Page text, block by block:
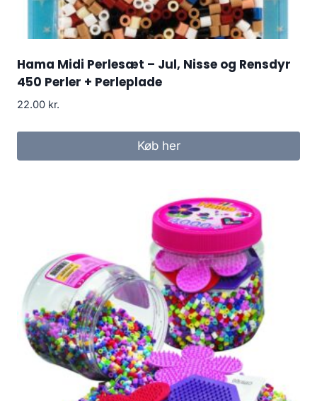
Hama Midi Perlesæt – Jul, Nisse og Rensdyr
450 Perler + Perleplade
22.00 kr.
Køb her